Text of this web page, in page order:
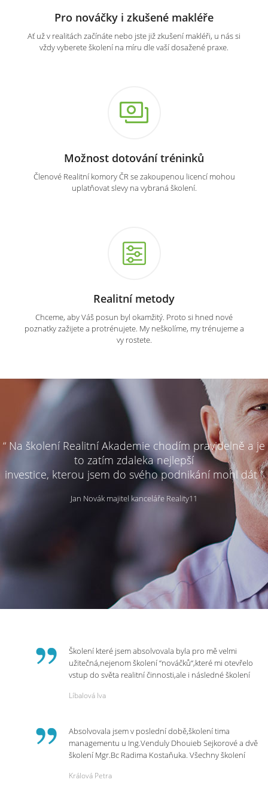
Pro nováčky i zkušené makléře
Ať už v realitách začínáte nebo jste již zkušení makléři, u nás si
vždy vyberete školení na míru dle vaší dosažené praxe.
Možnost dotování tréninků
Členové Realitní komory ČR se zakoupenou licencí mohou
uplatňovat slevy na vybraná školení.
Realitní metody
Chceme, aby Váš posun byl okamžitý. Proto si hned nové
poznatky zažijete a protrénujete. My neškolíme, my trénujeme a
vy rostete.
“ Na školení Realitní Akademie chodím pravidelně a je
to zatím zdaleka nejlepší
investice, kterou jsem do svého podnikání mohl dát ”
Jan Novák majitel kanceláře Reality11
Školení které jsem absolvovala byla pro mě velmi
užitečná,nejenom školení “nováčků“,které mi otevřelo
vstup do světa realitní činnosti,ale i následné školení
p.Vendulce která s nesmírnou lidskostí,přesto
potřebná školení,která Realitní Akademie umožňuje.
Líbalová Iva
Absolvovala jsem v poslední době,školení tima
managementu u Ing.Venduly Dhouieb Sejkorové a dvě
školení Mgr.Bc Radima Kostaňuka. Všechny školení
práci a na život.
Králová Petra